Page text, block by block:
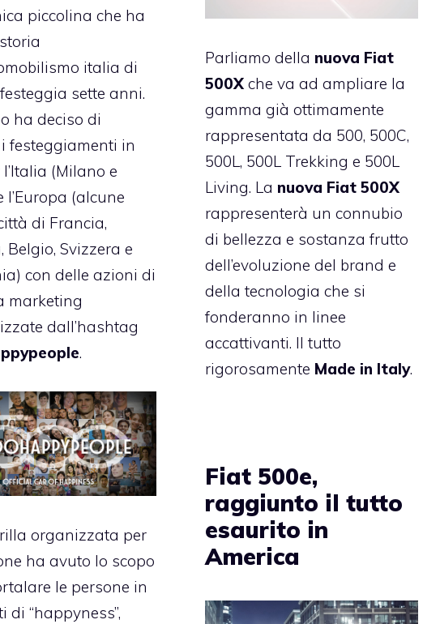
Parliamo della nuova Fiat
500X che va ad ampliare la
gamma già ottimamente
rappresentata da 500, 500C,
500L, 500L Trekking e 500L
Living. La nuova Fiat 500X
rappresenterà un connubio
di bellezza e sostanza frutto
dell’evoluzione del brand e
della tecnologia che si
fonderanno in linee
accattivanti. Il tutto
rigorosamente Made in Italy.
piccolina che ha
italia di
sette anni.
ha deciso di
festeggiamenti in
(Milano e
l’Europa (alcune
di Francia,
Belgio, Svizzera e
con delle azioni di
marketing
dall’hashtag
.
organizzata per
ha avuto lo scopo
le persone in
di “happyness”,
Fiat 500e,
raggiunto il tutto
esaurito in
America